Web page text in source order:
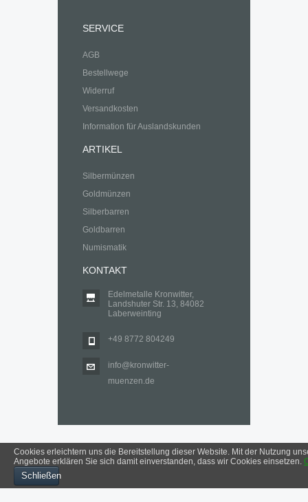
SERVICE
AGB
Bestellwege
Widerruf
Versandkosten
Information für Auslandskunden
ARTIKEL
Silbermünzen
Goldmünzen
Silberbarren
Goldbarren
Numismatik
KONTAKT
Edelmetalle Kronwitter,
Landshuter Str. 13, 84082
Laberweinting
+49 8772 804249
info@kronwitter-
muenzen.de
Cookies erleichtern uns die Bereitstellung dieser Website. Mit der Nutzung
Angebote erklären Sie sich damit einverstanden, dass wir Cookies einsetzen.
Schließen